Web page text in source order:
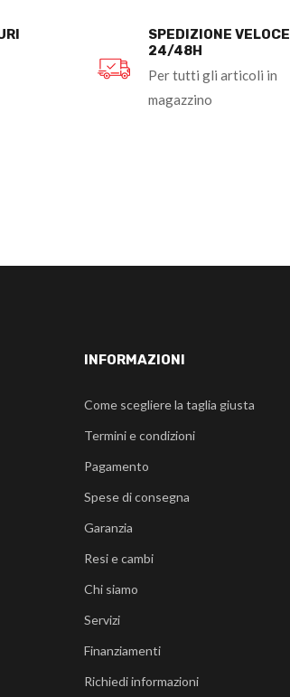
SPEDIZIONE VELOCE
24/48H
Per tutti gli articoli in
magazzino
INFORMAZIONI
Come scegliere la taglia giusta
Termini e condizioni
Pagamento
Spese di consegna
Garanzia
Resi e cambi
Chi siamo
Servizi
Finanziamenti
Richiedi informazioni